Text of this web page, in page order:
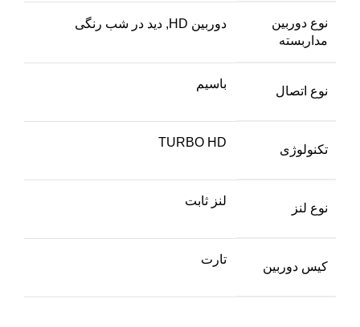
نوع دوربین
مداربسته
دوربین HD, دید در شب رنگی
نوع اتصال
باسیم
تکنولوژی
TURBO HD
نوع لنز
لنز ثابت
کیس دوربین
تارت